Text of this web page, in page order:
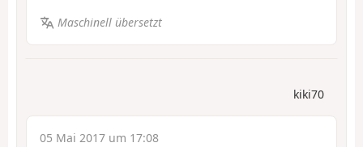
Maschinell übersetzt
kiki70
05 Mai 2017 um 17:08